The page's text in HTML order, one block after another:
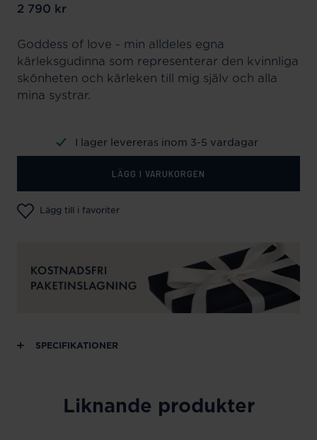
Pris:2 790 kr
2 790 kr
Goddess of love - min alldeles egna
kärleksgudinna som representerar den kvinnliga
skönheten och kärleken till mig själv och alla
mina systrar.
I lager levereras inom 3-5 vardagar
LÄGG I VARUKORGEN
Lägg till i favoriter
SPECIFIKATIONER
Liknande produkter